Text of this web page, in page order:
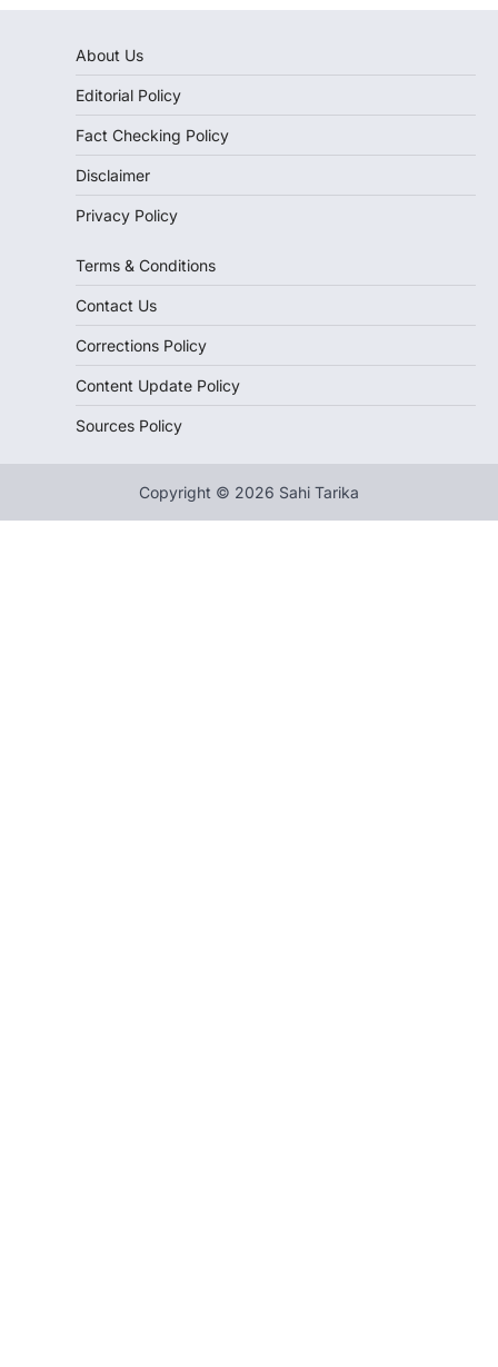
About Us
Editorial Policy
Fact Checking Policy
Disclaimer
Privacy Policy
Terms & Conditions
Contact Us
Corrections Policy
Content Update Policy
Sources Policy